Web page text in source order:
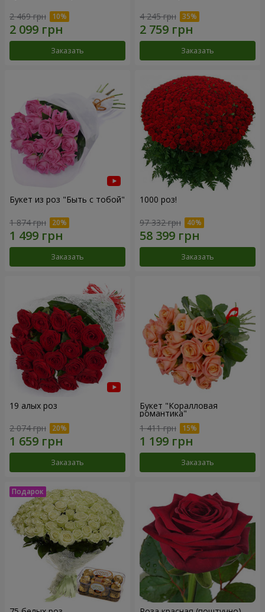
2 469 грн
Заказать
4 245 грн
Заказать
Букет из роз "Быть с тобой"
1 874 грн
Заказать
1000 роз!
97 332 грн
Заказать
19 алых роз
2 074 грн
Заказать
Букет "Коралловая
романтика"
1 411 грн
Заказать